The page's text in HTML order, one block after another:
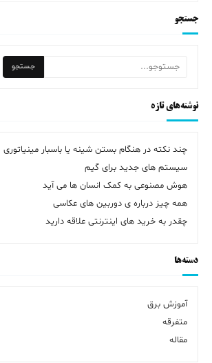
جستجو
نوشته‌های تازه
چند نکته در هنگام بستن شینه یا باسبار مینیاتوری
سیستم های جدید برای گیم
هوش مصنوعی به کمک انسان ها می آید
همه چیز درباره ی دوربین های عکاسی
چقدر به خرید های اینترنتی علاقه دارید
دسته‌ها
آموزش برق
متفرقه
مقاله